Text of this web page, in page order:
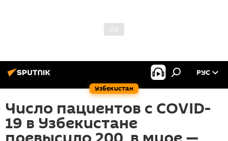
Узбекистан
РУС
Число пациентов с COVID-
19 в Узбекистане